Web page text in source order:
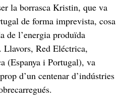
la borrasca Kristin, que va
de forma imprevista, cosa
de l’energia produïda
Llavors, Red Eléctrica,
(Espanya i Portugal), va
d’un centenar d’indústries